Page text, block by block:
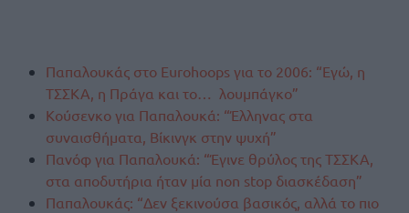
Παπαλουκάς στο Eurohoops για το 2006: “Εγώ, η
ΤΣΣΚΑ, η Πράγα και το… λουμπάγκο”
Κούσενκο για Παπαλουκά: “Έλληνας στα
συναισθήματα, Βίκινγκ στην ψυχή”
Πανόφ για Παπαλουκά: “Έγινε θρύλος της ΤΣΣΚΑ,
στα αποδυτήρια ήταν μία non stop διασκέδαση”
Παπαλουκάς: “Δεν ξεκινούσα βασικός, αλλά το πιο